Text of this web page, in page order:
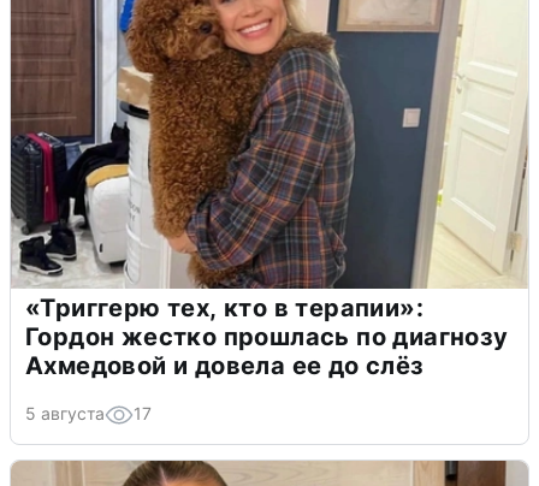
«Триггерю тех, кто в терапии»:
Гордон жестко прошлась по диагнозу
Ахмедовой и довела ее до слёз
5 августа 17